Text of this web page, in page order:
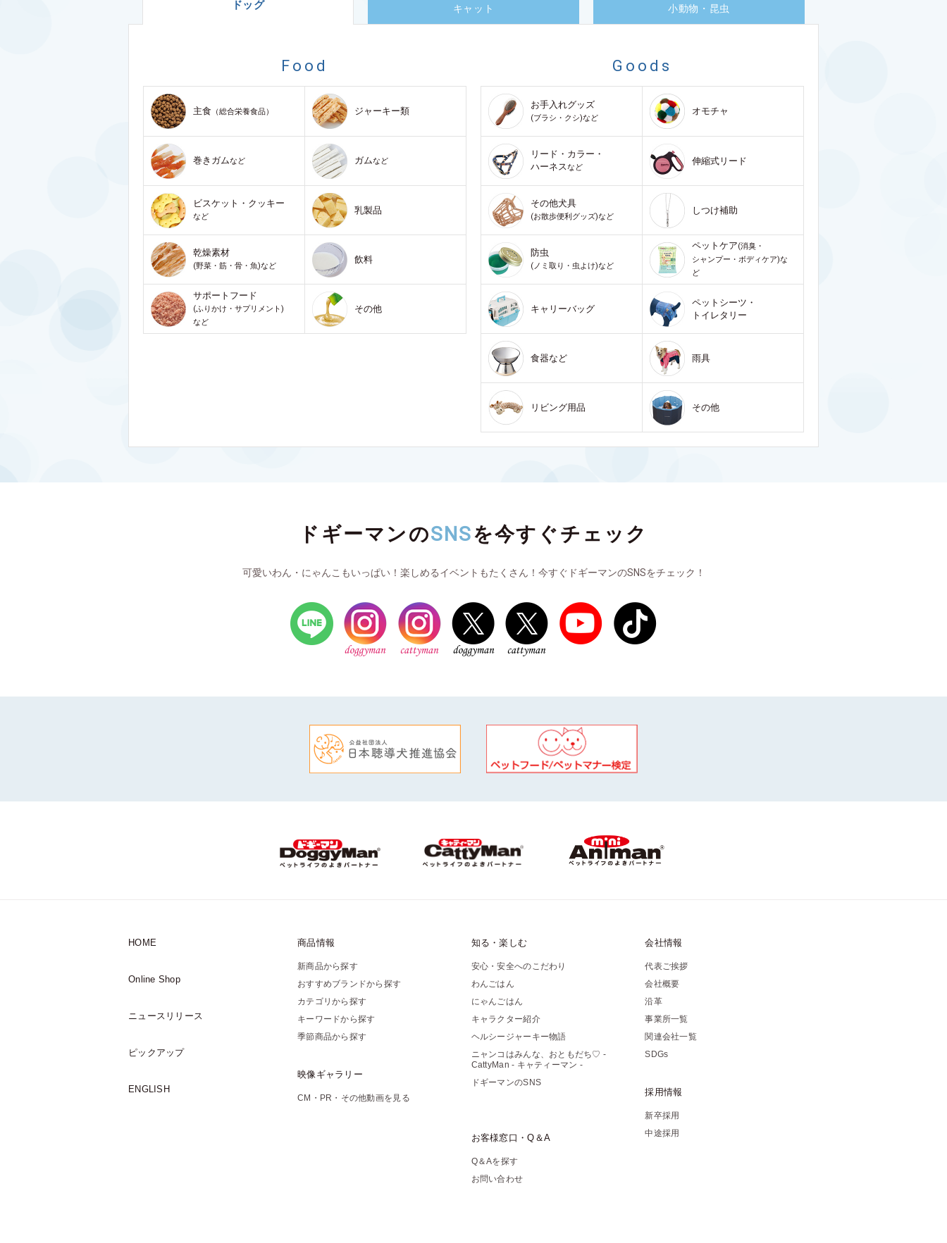
ドッグ キャット 小動物・昆虫
Food
主食 （総合栄養食品） ジャーキー類
巻きガムなど ガムなど
ビスケット・クッキー
など
乳製品
乾燥素材
(野菜・筋・骨・魚)など
飲料
サポートフード
(ふりかけ・サプリメント)
など
その他
Goods
お手入れグッズ
(ブラシ・クシ)など
オモチャ
リード・カラー・
ハーネスなど
伸縮式リード
その他犬具
(お散歩便利グッズ)など
しつけ補助
防虫
(ノミ取り・虫よけ)など
ペットケア(消臭・
シャンプー・ボディケア)な
ど
キャリーバッグ
ペットシーツ・
トイレタリー
食器など 雨具
リビング用品 その他
ドギーマンのSNSを今すぐチェック
可愛いわん・にゃんこもいっぱい！楽しめるイベントもたくさん！今すぐドギーマンのSNSをチェック！
HOME 商品情報
新商品から探す
おすすめブランドから探す
カテゴリから探す
キーワードから探す
季節商品から探す
映像ギャラリー
CM・PR・その他動画を見る
知る・楽しむ
安心・安全へのこだわり
わんごはん
にゃんごはん
キャラクター紹介
ヘルシージャーキー物語
ニャンコはみんな、おともだち♡ -
CattyMan - キャティーマン -
ドギーマンのSNS
お客様窓口・Q＆A
Q＆Aを探す
お問い合わせ
会社情報
代表ご挨拶
会社概要
沿革
事業所一覧
関連会社一覧
SDGs
採用情報
新卒採用
中途採用
Online Shop
ニュースリリース
ピックアップ
ENGLISH